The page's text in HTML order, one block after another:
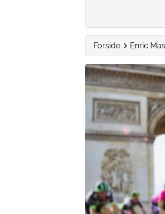
Forside Enric Mas